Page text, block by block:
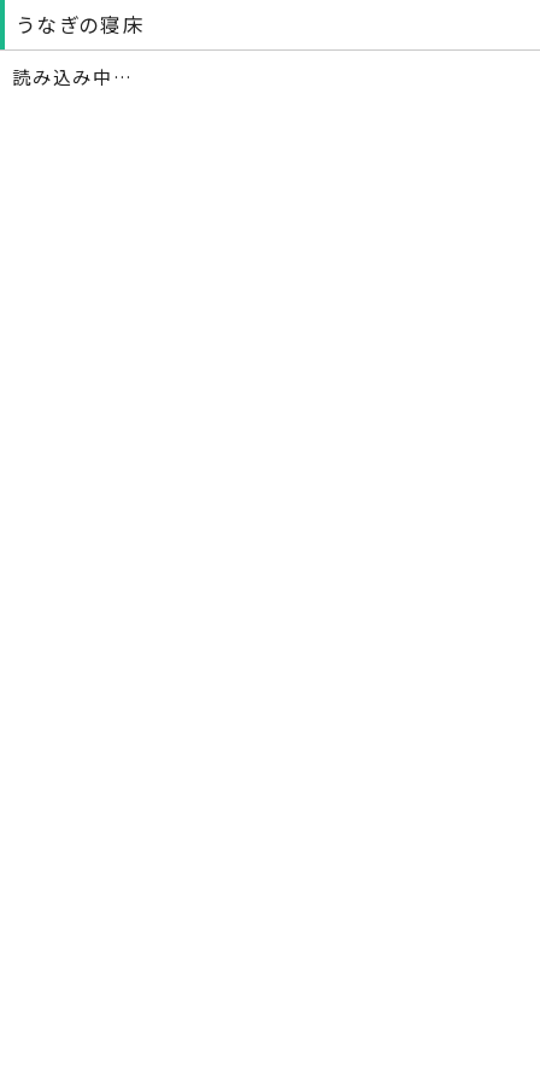
うなぎの寝床
読み込み中…